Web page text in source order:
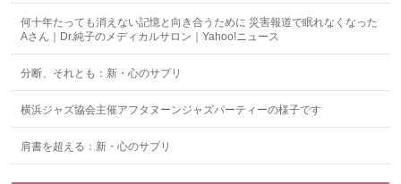
何十年たっても消えない記憶と向き合うために 災害報道で眠れなくなった
Aさん｜Dr.純子のメディカルサロン｜Yahoo!ニュース
分断、それとも：新・心のサプリ
横浜ジャズ協会主催アフタヌーンジャズパーティーの様子です
肩書を超える：新・心のサプリ